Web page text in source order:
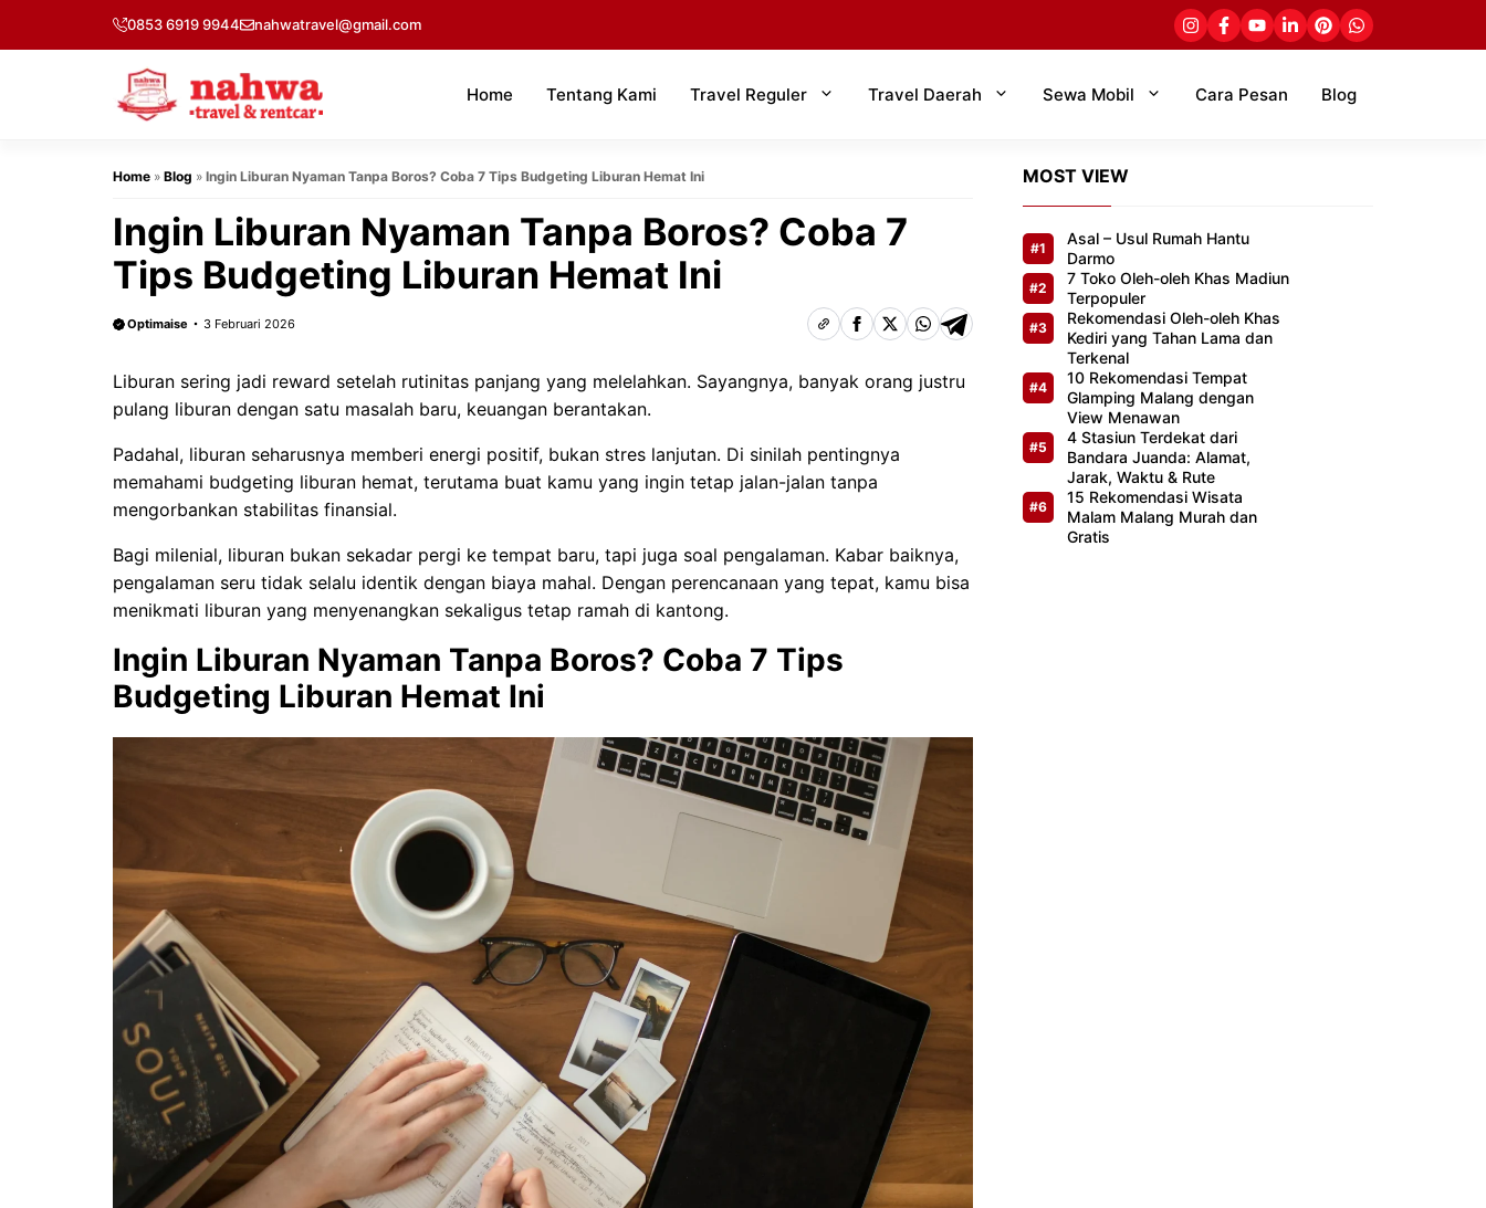
0853 6919 9944 nahwatravel@gmail.com
Home Tentang Kami Travel Reguler Travel Daerah Sewa Mobil Cara Pesan Blog
Home » Blog » Ingin Liburan Nyaman Tanpa Boros? Coba 7 Tips Budgeting Liburan Hemat Ini
Ingin Liburan Nyaman Tanpa Boros? Coba 7
Tips Budgeting Liburan Hemat Ini
Optimaise 3 Februari 2026
Liburan sering jadi reward setelah rutinitas panjang yang melelahkan. Sayangnya, banyak orang justru
pulang liburan dengan satu masalah baru, keuangan berantakan.
Padahal, liburan seharusnya memberi energi positif, bukan stres lanjutan. Di sinilah pentingnya
memahami budgeting liburan hemat, terutama buat kamu yang ingin tetap jalan-jalan tanpa
mengorbankan stabilitas finansial.
Bagi milenial, liburan bukan sekadar pergi ke tempat baru, tapi juga soal pengalaman. Kabar baiknya,
pengalaman seru tidak selalu identik dengan biaya mahal. Dengan perencanaan yang tepat, kamu bisa
menikmati liburan yang menyenangkan sekaligus tetap ramah di kantong.
Ingin Liburan Nyaman Tanpa Boros? Coba 7 Tips
Budgeting Liburan Hemat Ini
MOST VIEW
Asal – Usul Rumah Hantu
Darmo
7 Toko Oleh-oleh Khas Madiun
Terpopuler
Rekomendasi Oleh-oleh Khas
Kediri yang Tahan Lama dan
Terkenal
10 Rekomendasi Tempat
Glamping Malang dengan
View Menawan
4 Stasiun Terdekat dari
Bandara Juanda: Alamat,
Jarak, Waktu & Rute
15 Rekomendasi Wisata
Malam Malang Murah dan
Gratis